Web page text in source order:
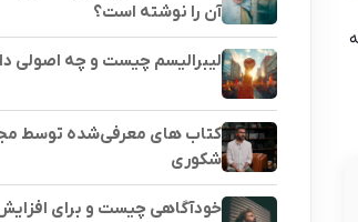
آن را نوشته است؟
لیبرالیسم چیست و چه اصولی
کتاب های معرفی‌شده توسط
شکوری
خودآگاهی چیست و برای